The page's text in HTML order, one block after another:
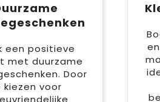
een positieve
met duurzame
Door
kiezen voor